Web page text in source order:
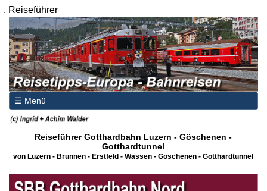
. Reiseführer
☰ Menü
Reiseführer Gotthardbahn Luzern - Göschenen -
Gotthardtunnel
von Luzern - Brunnen - Erstfeld - Wassen - Göschenen - Gotthardtunnel